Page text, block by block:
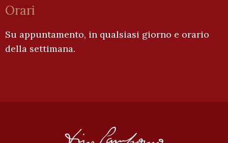
Orari
Su appuntamento, in qualsiasi giorno e orario
della settimana.